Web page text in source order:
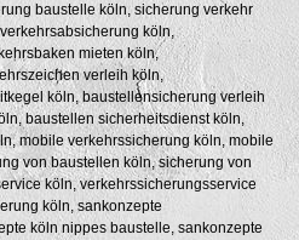
baustelle köln, sicherung verkehr
köln,
mieten köln,
verleih köln,
köln, baustellensicherung verleih
baustellen sicherheitsdienst köln,
mobile verkehrssicherung köln, mobile
von baustellen köln, sicherung von
köln, verkehrssicherungsservice
köln, sankonzepte
köln nippes baustelle, sankonzepte